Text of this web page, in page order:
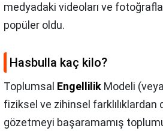
medyadaki videoları ve
popüler oldu.
Hasbulla kaç kilo?
Toplumsal Engellilik Modeli (veya
fiziksel ve zihinsel farklılıklardan
gözetmeyi başaramamış